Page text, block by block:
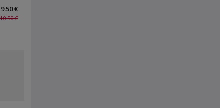
9.50 €
10.50 €